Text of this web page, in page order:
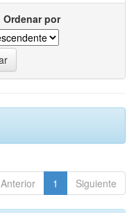
Ordenar por
Anterior 1 Siguiente